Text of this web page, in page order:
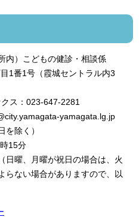
内）こどもの健診・相談係
1番1号（霞城セントラル内3
ス：023-647-2281
yamagata.lg.jp
を除く）
15分
日曜、月曜が祝日の場合は、火
ない場合がありますので、以